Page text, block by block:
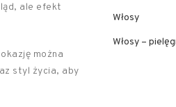
ale efekt
można
styl życia, aby
Włosy
Włosy –